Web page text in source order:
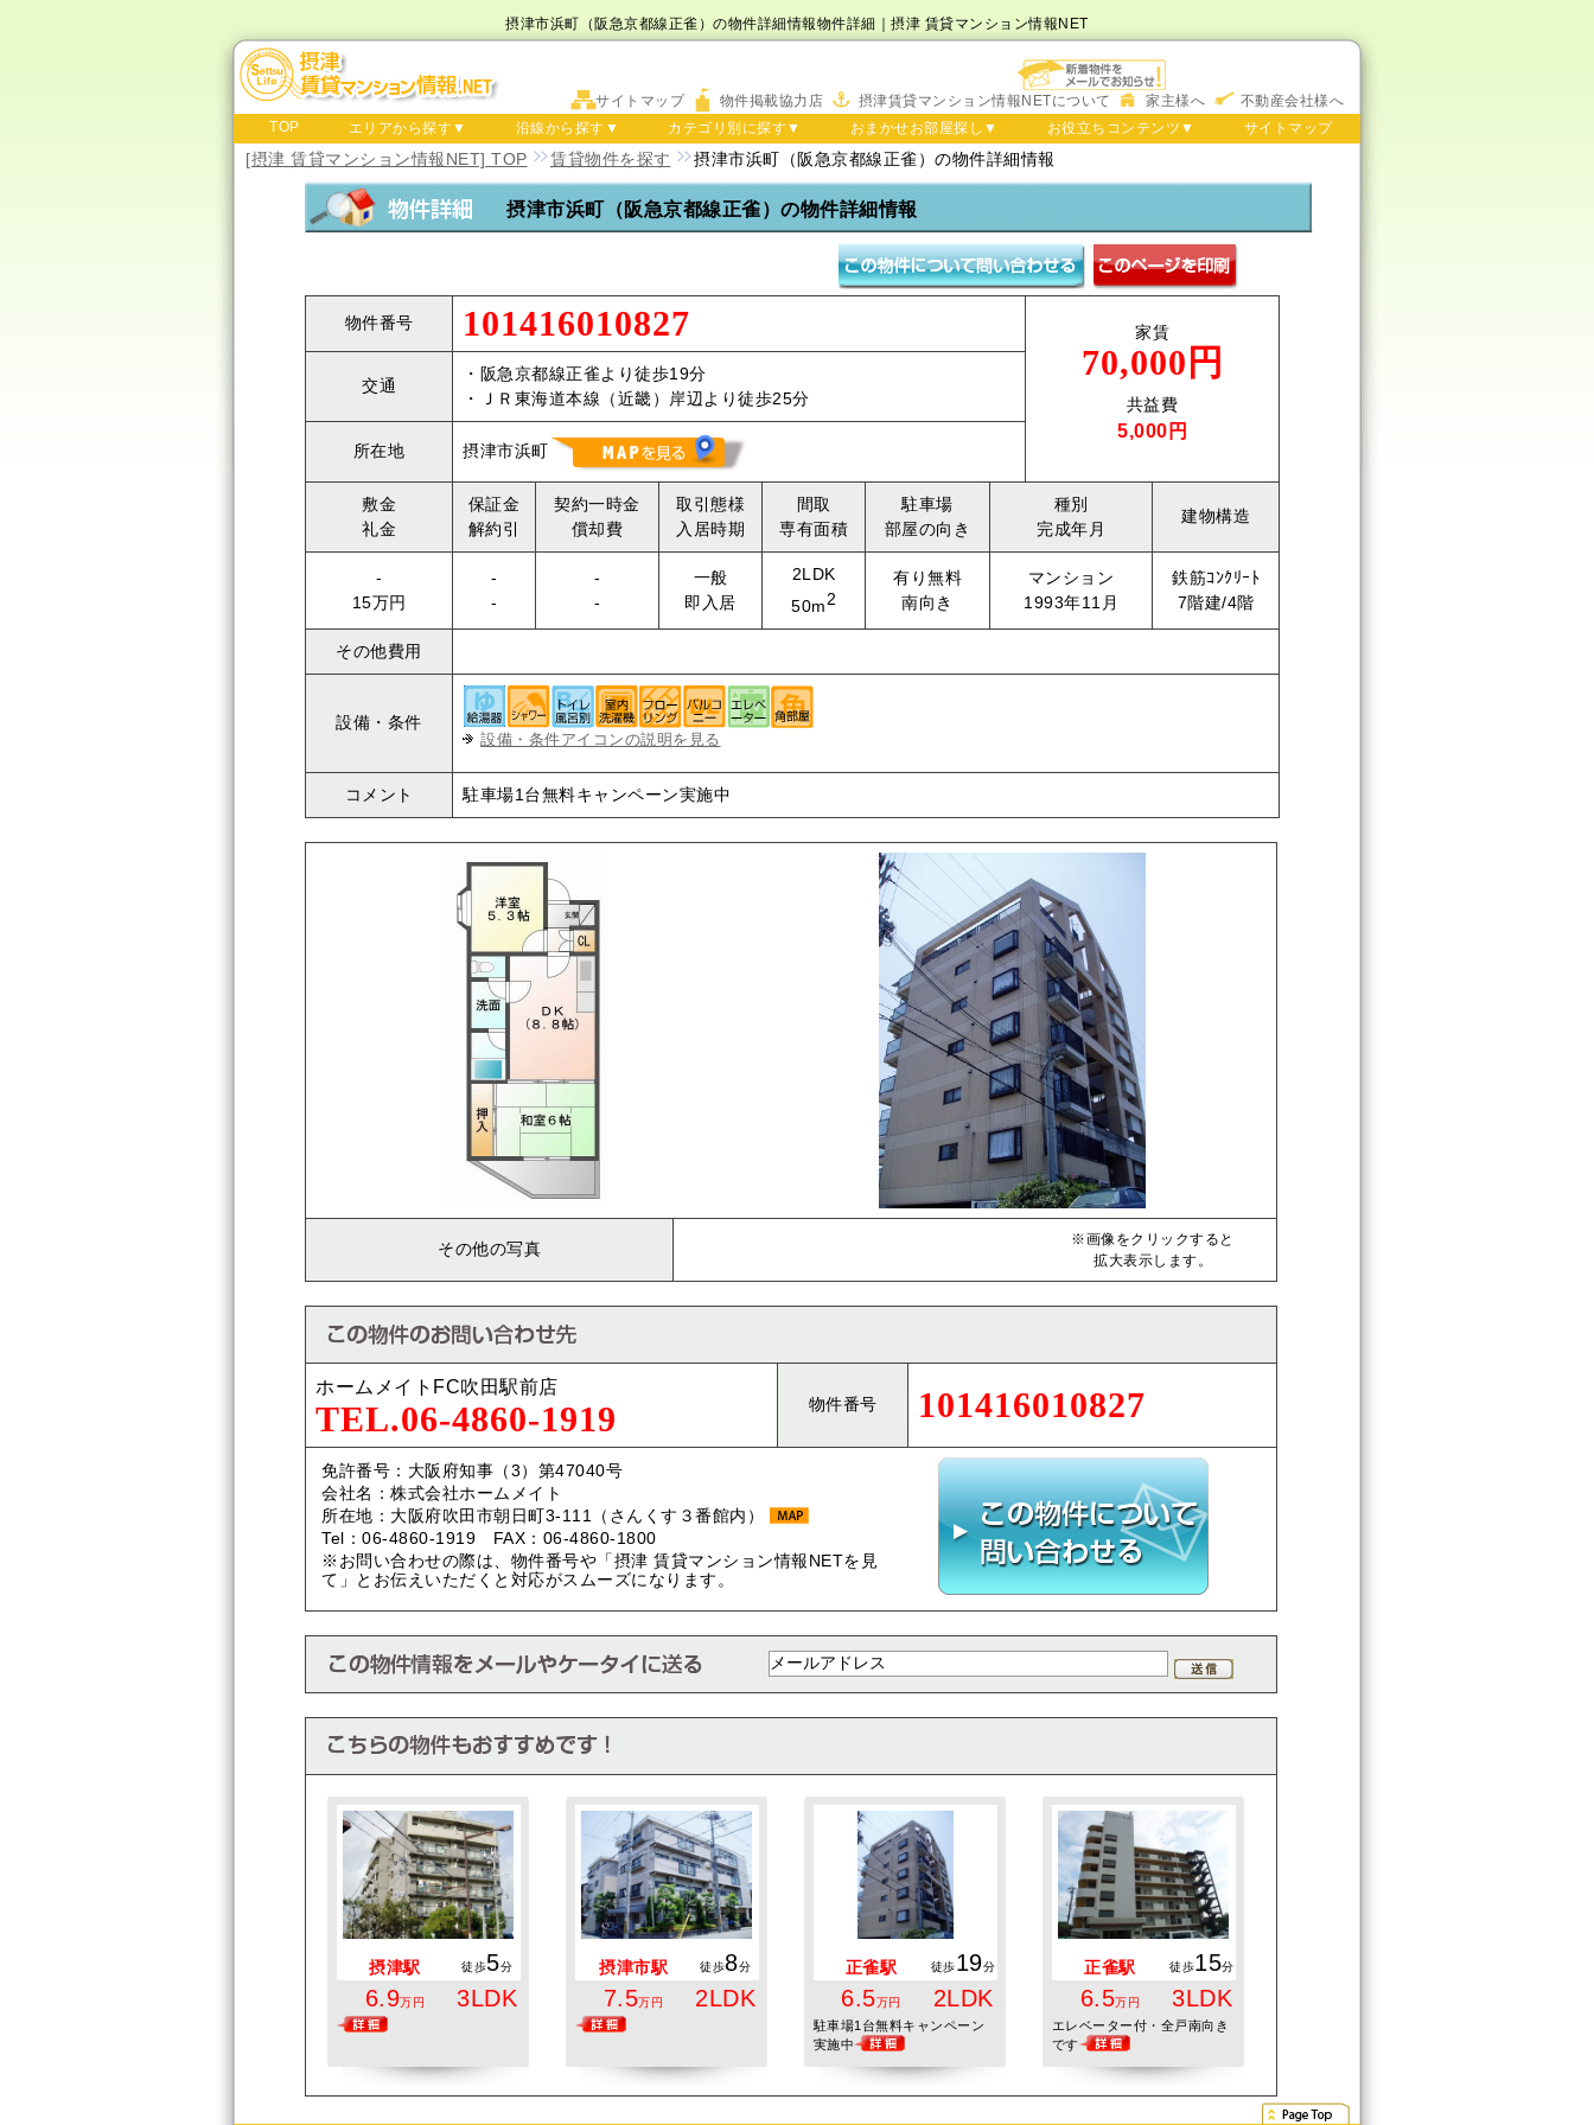
摂津市浜町（阪急京都線正雀）の物件詳細情報物件詳細｜摂津 賃貸マンション情報NET
サイトマップ 物件掲載協力店 摂津賃貸マンション情報NETについて 家主様へ
不動産会社様へ
TOP
エリアから探す▼ 沿線から探す▼ カテゴリ別に探す▼ おまかせお部屋探し▼ お役立ちコンテンツ▼ サイトマップ
[摂津 賃貸マンション情報NET] TOP 賃貸物件を探す 摂津市浜町（阪急京都線正雀）の物件詳細情報
摂津市浜町（阪急京都線正雀）の物件詳細情報
物件番号 101416010827 家賃
70,000円
共益費
5,000円
交通
・阪急京都線正雀より徒歩19分
・ＪＲ東海道本線（近畿）岸辺より徒歩25分
所在地 摂津市浜町
敷金
礼金
保証金
解約引
契約一時金
償却費
取引態様
入居時期
間取
専有面積
駐車場
部屋の向き
種別
完成年月
建物構造
-
15万円
-
-
-
-
一般
即入居
2LDK
50m2
有り無料
南向き
マンション
1993年11月
鉄筋ｺﾝｸﾘｰﾄ
7階建/4階
その他費用
設備・条件
設備・条件アイコンの説明を見る
コメント 駐車場1台無料キャンペーン実施中
その他の写真
※画像をクリックすると
拡大表示します。
ホームメイトFC吹田駅前店
TEL.06-4860-1919 物件番号 101416010827
免許番号：大阪府知事（3）第47040号
会社名：株式会社ホームメイト
所在地：大阪府吹田市朝日町3-111（さんくす３番館内）
Tel：06-4860-1919 FAX：06-4860-1800
※お問い合わせの際は、物件番号や「摂津 賃貸マンション情報NETを見
て」とお伝えいただくと対応がスムーズになります。
摂津駅 徒歩5分
6.9万円 3LDK
摂津市駅 徒歩8分
7.5万円 2LDK
正雀駅 徒歩19分
6.5万円 2LDK
駐車場1台無料キャンペーン
実施中
正雀駅 徒歩15分
6.5万円 3LDK
エレベーター付・全戸南向き
です